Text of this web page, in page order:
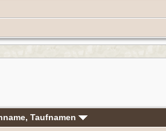
Taufnamen